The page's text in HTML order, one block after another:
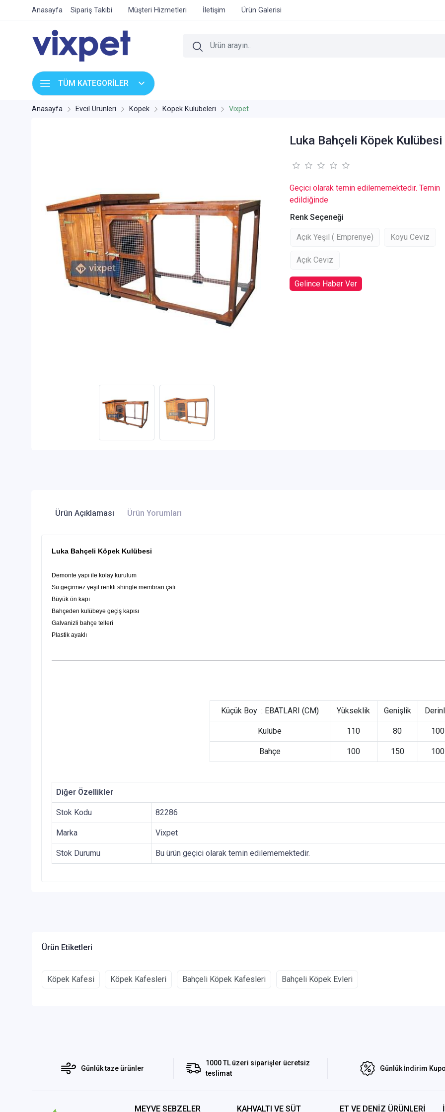
Anasayfa Sipariş Takibi Müşteri Hizmetleri İletişim Ürün Galerisi
TÜM KATEGORİLER
Anasayfa Evcil Ürünleri Köpek Köpek Kulübeleri Vixpet
Luka Bahçeli Köpek Kulübesi
Geçici olarak temin edilememektedir. Temin
edildiğinde
Renk Seçeneği
Açık Yeşil ( Emprenye) Koyu Ceviz
Açık Ceviz
Gelince Haber Ver
Ürün Açıklaması Ürün Yorumları
Luka Bahçeli Köpek Kulübesi
Demonte yapı ile kolay kurulum
Su geçirmez yeşil renkli shingle membran çatı
Büyük ön kapı
Bahçeden kulübeye geçiş kapısı
Galvanizli bahçe telleri
Plastik ayaklı
Küçük Boy : EBATLARI (CM) Yükseklik Genişlik
Kulübe 110 80 100
Bahçe 100 150 100
Diğer Özellikler
Stok Kodu 82286
Marka Vixpet
Stok Durumu Bu ürün geçici olarak temin edilememektedir.
Ürün Etiketleri
Köpek Kafesi Köpek Kafesleri Bahçeli Köpek Kafesleri Bahçeli Köpek Evleri
Günlük taze ürünler
1000 TL üzeri siparişler ücretsiz
teslimat
Günlük İndirim
MEYVE SEBZELER KAHVALTI VE SÜT ET VE DENİZ ÜRÜNLERİ